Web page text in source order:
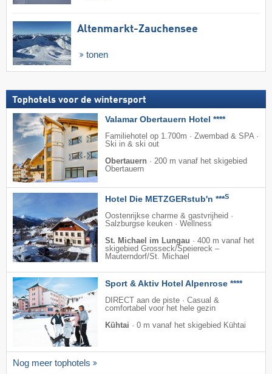
Altenmarkt-Zauchensee
tonen
Tophotels voor de wintersport
Valamar Obertauern Hotel ****
Familiehotel op 1.700m · Zwembad & SPA ·
Ski in & ski out
Obertauern · 200 m vanaf het skigebied
Obertauern
Hotel Die METZGERstub'n ***S
Oostenrijkse charme & gastvrijheid ·
Salzburgse keuken · Wellness
St. Michael im Lungau · 400 m vanaf het
skigebied Grosseck/​Speiereck –
Mauterndorf/​St. Michael
Sport & Aktiv Hotel Alpenrose ****
DIRECT aan de piste · Casual &
comfortabel voor het hele gezin
Kühtai · 0 m vanaf het skigebied Kühtai
Nog meer tophotels